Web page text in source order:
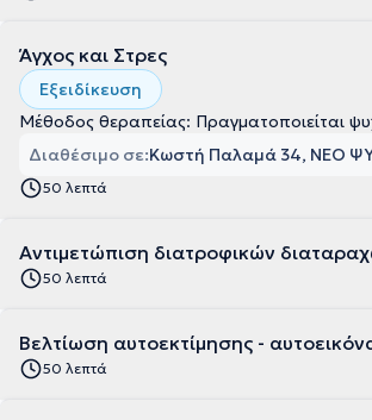
Άγχος και Στρες
Εξειδίκευση
Μέθοδος θεραπείας: Πραγματοποιείται
Διαθέσιμο σε:Κωστή Παλαμά 34, ΝΕΟ
50 λεπτά
Αντιμετώπιση διατροφικών
50 λεπτά
Βελτίωση αυτοεκτίμησης -
50 λεπτά